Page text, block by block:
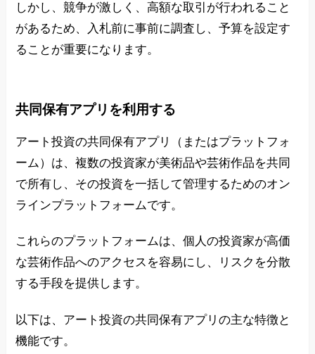
しかし、競争が激しく、高額な取引が行われること
があるため、入札前に事前に調査し、予算を設定す
ることが重要になります。
共同保有アプリを利用する
アート投資の共同保有アプリ（またはプラットフォ
ーム）は、複数の投資家が美術品や芸術作品を共同
で所有し、その投資を一括して管理するためのオン
ラインプラットフォームです。
これらのプラットフォームは、個人の投資家が高価
な芸術作品へのアクセスを容易にし、リスクを分散
する手段を提供します。
以下は、アート投資の共同保有アプリの主な特徴と
機能です。